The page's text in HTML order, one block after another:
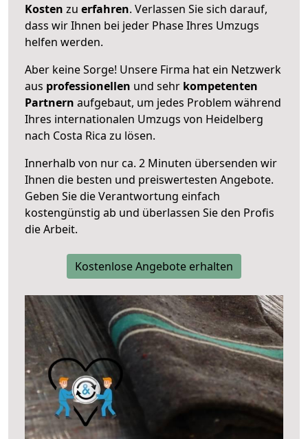
Kosten zu erfahren. Verlassen Sie sich darauf,
dass wir Ihnen bei jeder Phase Ihres Umzugs
helfen werden.
Aber keine Sorge! Unsere Firma hat ein Netzwerk
aus professionellen und sehr kompetenten
Partnern aufgebaut, um jedes Problem während
Ihres internationalen Umzugs von Heidelberg
nach Costa Rica zu lösen.
Innerhalb von nur ca. 2 Minuten übersenden wir
Ihnen die besten und preiswertesten Angebote.
Geben Sie die Verantwortung einfach
kostengünstig ab und überlassen Sie den Profis
die Arbeit.
Kostenlose Angebote erhalten